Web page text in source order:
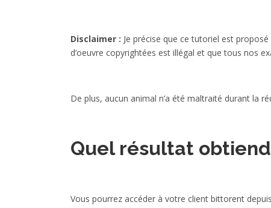
Disclaimer : Je précise que ce tutoriel est
d’oeuvre copyrightées est illégal et que tous nos
De plus, aucun animal n’a été maltraité durant la
Quel résultat
Vous pourrez accéder à votre client bittorent